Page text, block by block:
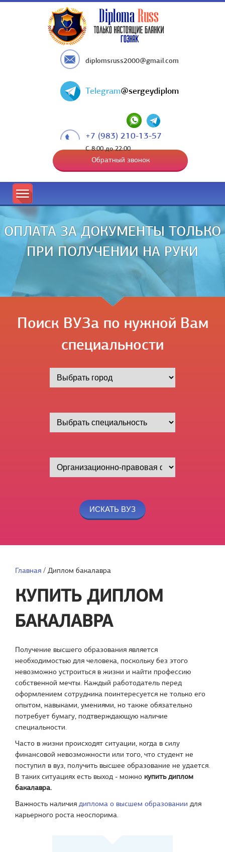
diplomsruss2000@gmail.com
Telegram@sergeydiplom
+7 (983) 210-13-57
С 8:00 до 22:00
Обратный звонок
ОПЛАТА ЗА ДОКУМЕНТЫ ТОЛЬКО
ПРИ ПОЛУЧЕНИИ НА РУКИ
Поиск ВУЗа по нужной Вам
специальности
Главная / Диплом бакалавра
КУПИТЬ ДИПЛОМ
БАКАЛАВРА
Получение высшего образования является
необходимостью для человека, поскольку без этого
невозможно устроиться в жизни и найти профессию
собственной мечты. Каждый работодатель перед
оформлением сотрудника поинтересуется не только его
опытом, навыками, умениями, но также обязательно
потребует бумагу, подтверждающую наличие
специальности.
Часто в жизни происходят ситуации, когда в силу
финансовой невозможности или того, что студент не
поступил в вуз, получить высшее образование не удается.
В таких ситуациях есть выход - можно купить диплом
бакалавра.
Важность наличия диплома о высшем образовании для
карьерного роста неоспорима.